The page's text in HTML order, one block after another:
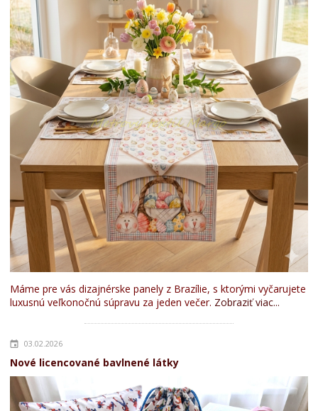
Máme pre vás dizajnérske panely z Brazílie, s ktorými vyčarujete
luxusnú veľkonočnú súpravu za jeden večer. Zobraziť viac...
03.02.2026
Nové licencované bavlnené látky